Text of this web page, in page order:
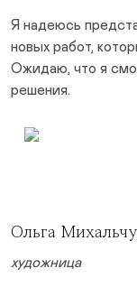
Я надеюсь
новых работ,
Ожидаю, что я
решения.
Ольга
художница